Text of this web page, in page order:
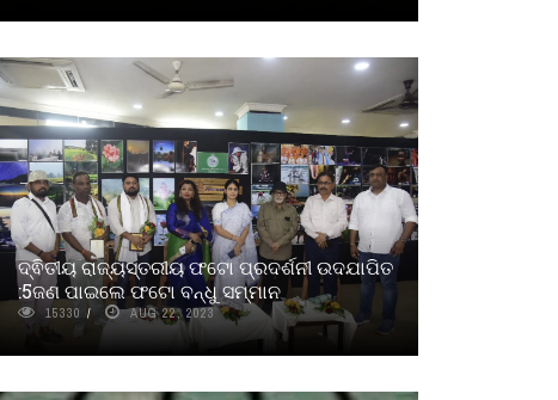
ଦ୍ଵିତୀୟ ରାଜ୍ୟସ୍ତରୀୟ ଫଟୋ ପ୍ରଦର୍ଶନୀ ଉଦଯାପିତ
:5ଜଣ ପାଇଲେ ଫଟୋ ବନ୍ଧୁ ସମ୍ମାନ
15330 AUG 22, 2023